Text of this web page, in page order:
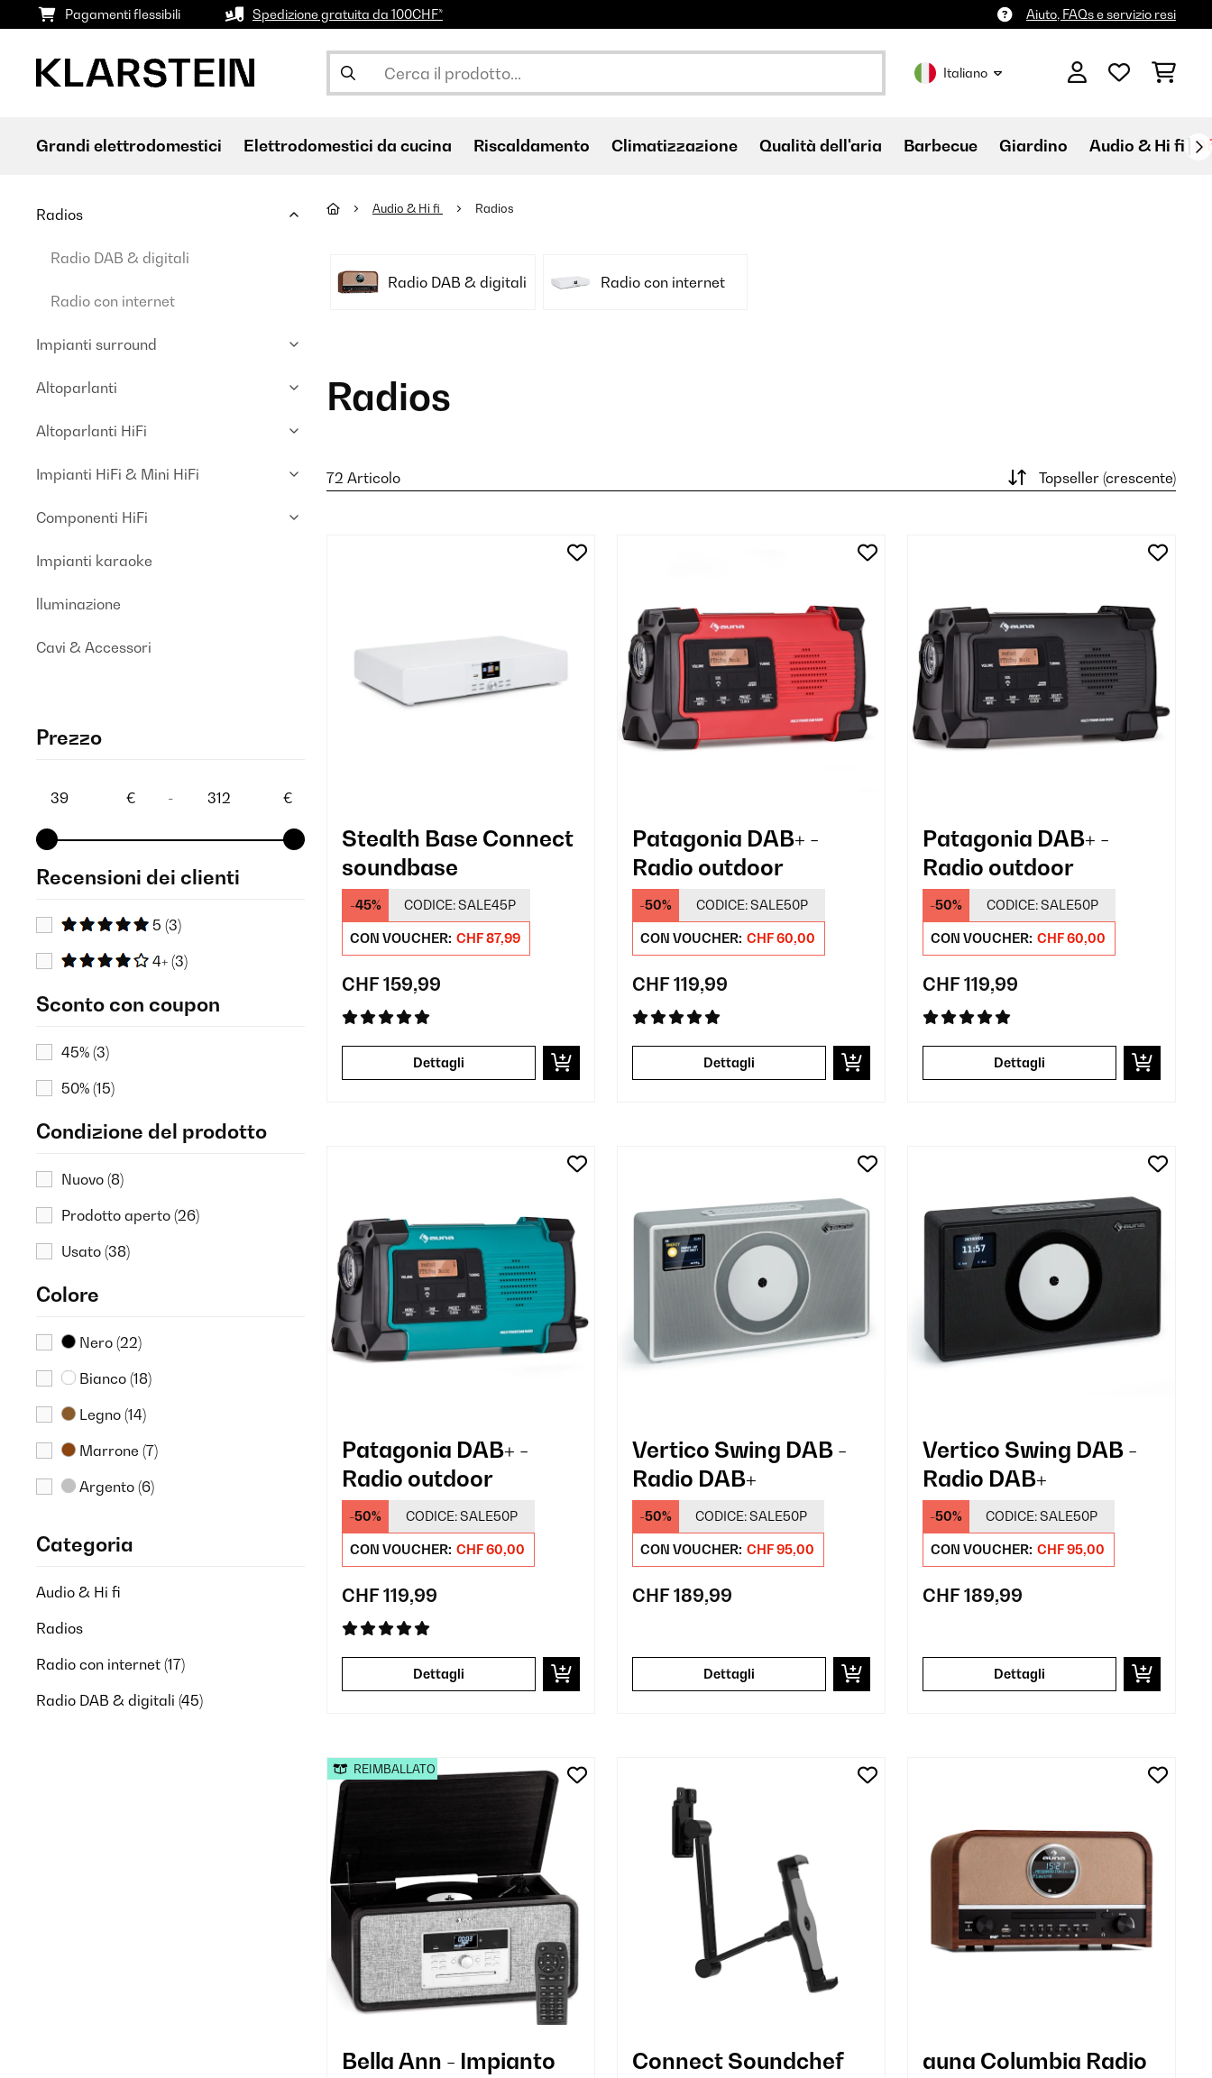
Pagamenti flessibili Spedizione gratuita da 100CHF* Aiuto, FAQs e servizio resi
Italiano
Grandi elettrodomestici Elettrodomestici da cucina Riscaldamento Climatizzazione Qualità dell'aria Barbecue Giardino Audio & Hi fi
Radios
Radio DAB & digitali
Radio con internet
Impianti surround
Altoparlanti
Altoparlanti HiFi
Impianti HiFi & Mini HiFi
Componenti HiFi
Impianti karaoke
lluminazione
Cavi & Accessori
Prezzo
€ - €
Recensioni dei clienti
5 (3)
4+ (3)
Sconto con coupon
45% (3)
50% (15)
Condizione del prodotto
Nuovo (8)
Prodotto aperto (26)
Usato (38)
Colore
Nero (22)
Bianco (18)
Legno (14)
Marrone (7)
Argento (6)
Rosso
Verde
Categoria
Audio & Hi fi
Radios
Radio con internet (17)
Radio DAB & digitali (45)
Audio & Hi fi Radios
Radio DAB & digitali Radio con internet
Radios
72 Articolo Topseller (crescente)
Stealth Base Connect
soundbase
-45% CODICE: SALE45P
CON VOUCHER: CHF 87,99
CHF 159,99
Dettagli
Patagonia DAB+ -
Radio outdoor
-50% CODICE:SALE50P
CON VOUCHER: CHF 60,00
CHF 119,99
Dettagli
Patagonia DAB+ -
Radio outdoor
-50% CODICE:SALE50P
CON VOUCHER: CHF 60,00
CHF 119,99
Dettagli
Patagonia DAB+ -
Radio outdoor
-50% CODICE:SALE50P
CON VOUCHER: CHF 60,00
CHF 119,99
Dettagli
Vertico Swing DAB -
Radio DAB+
-50% CODICE: SALE50P
CON VOUCHER: CHF 95,00
CHF 189,99
Dettagli
Vertico Swing DAB -
Radio DAB+
-50% CODICE: SALE50P
CON VOUCHER: CHF 95,00
CHF 189,99
Dettagli
Bella Ann - Impianto
REIMBALLATO
Connect Soundchef
auna Columbia Radio